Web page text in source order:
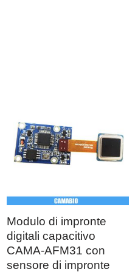
Modulo di impronte
digitali capacitivo
CAMA-AFM31 con
sensore di impronte